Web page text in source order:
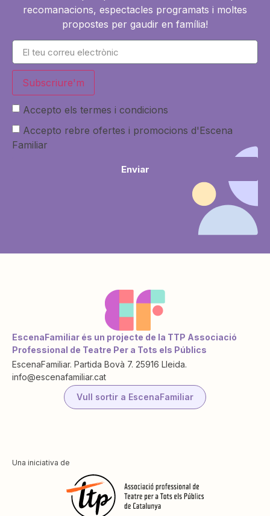
recomanacions, espectacles programats i moltes
propostes per gaudir en família!
Subscriure'm
Accepto els termes i condicions
Accepto rebre ofertes i promocions d'Escena
Familiar
Enviar
EscenaFamiliar és un projecte de la TTP Associació
Professional de Teatre Per a Tots els Públics
EscenaFamiliar. Partida Bovà 7. 25916 Lleida.
info@escenafamiliar.cat
Vull sortir a EscenaFamiliar
Una iniciativa de